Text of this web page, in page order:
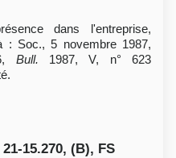
dans l'entreprise,
: Soc., 5 novembre 1987,
Bull. 1987, V, n° 623
15.270, (B), FS